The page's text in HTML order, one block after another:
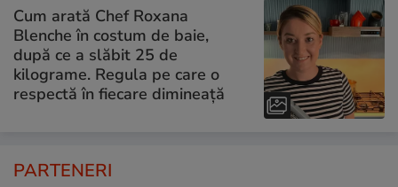
Cum arată Chef Roxana
Blenche în costum de baie,
după ce a slăbit 25 de
kilograme. Regula pe care o
respectă în fiecare dimineață
PARTENERI